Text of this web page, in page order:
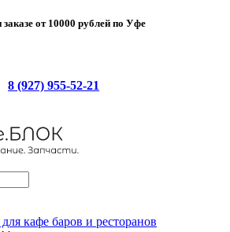
от 10000 рублей по Уфе
8 (927) 955-52-21
кафе баров и ресторанов